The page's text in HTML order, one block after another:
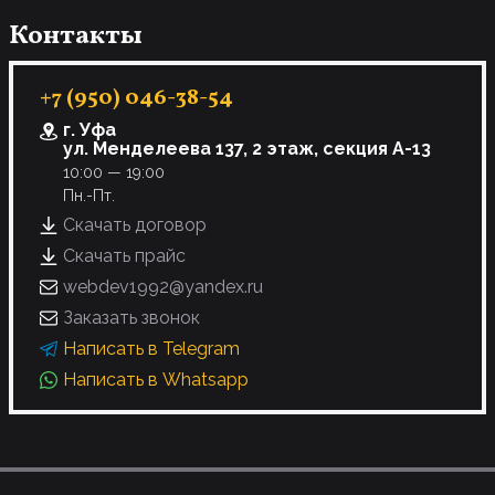
Контакты
+7 (950) 046-38-54
г. Уфа
ул. Менделеева 137, 2 этаж, секция А-13
10:00 — 19:00
Пн.-Пт.
Скачать договор
Скачать прайс
webdev1992@yandex.ru
Заказать звонок
Написать в Telegram
Написать в Whatsapp